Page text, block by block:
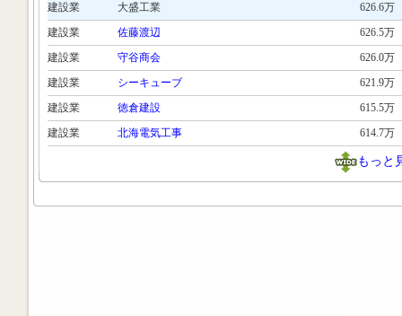
建設業
大盛工業
626.6万
建設業
佐藤渡辺
626.5万
建設業
守谷商会
626.0万
建設業
シーキューブ
621.9万
建設業
徳倉建設
615.5万
建設業
北海電気工事 614.7万
もっと